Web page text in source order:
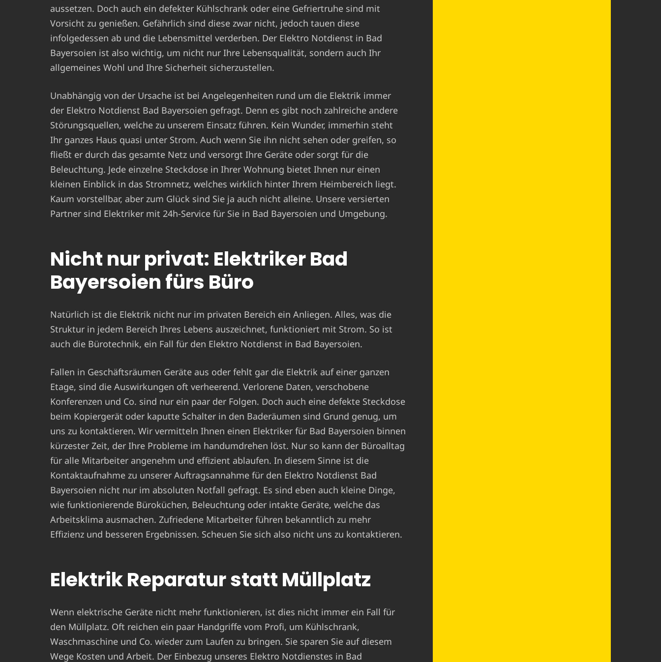
aussetzen. Doch auch ein defekter Kühlschrank oder eine Gefriertruhe sind mit
Vorsicht zu genießen. Gefährlich sind diese zwar nicht, jedoch tauen diese
infolgedessen ab und die Lebensmittel verderben. Der Elektro Notdienst in Bad
Bayersoien ist also wichtig, um nicht nur Ihre Lebensqualität, sondern auch Ihr
allgemeines Wohl und Ihre Sicherheit sicherzustellen.
Unabhängig von der Ursache ist bei Angelegenheiten rund um die Elektrik immer
der Elektro Notdienst Bad Bayersoien gefragt. Denn es gibt noch zahlreiche andere
Störungsquellen, welche zu unserem Einsatz führen. Kein Wunder, immerhin steht
Ihr ganzes Haus quasi unter Strom. Auch wenn Sie ihn nicht sehen oder greifen, so
fließt er durch das gesamte Netz und versorgt Ihre Geräte oder sorgt für die
Beleuchtung. Jede einzelne Steckdose in Ihrer Wohnung bietet Ihnen nur einen
kleinen Einblick in das Stromnetz, welches wirklich hinter Ihrem Heimbereich liegt.
Kaum vorstellbar, aber zum Glück sind Sie ja auch nicht alleine. Unsere versierten
Partner sind Elektriker mit 24h-Service für Sie in Bad Bayersoien und Umgebung.
Nicht nur privat: Elektriker Bad
Bayersoien fürs Büro
Natürlich ist die Elektrik nicht nur im privaten Bereich ein Anliegen. Alles, was die
Struktur in jedem Bereich Ihres Lebens auszeichnet, funktioniert mit Strom. So ist
auch die Bürotechnik, ein Fall für den Elektro Notdienst in Bad Bayersoien.
Fallen in Geschäftsräumen Geräte aus oder fehlt gar die Elektrik auf einer ganzen
Etage, sind die Auswirkungen oft verheerend. Verlorene Daten, verschobene
Konferenzen und Co. sind nur ein paar der Folgen. Doch auch eine defekte Steckdose
beim Kopiergerät oder kaputte Schalter in den Baderäumen sind Grund genug, um
uns zu kontaktieren. Wir vermitteln Ihnen einen Elektriker für Bad Bayersoien binnen
kürzester Zeit, der Ihre Probleme im handumdrehen löst. Nur so kann der Büroalltag
für alle Mitarbeiter angenehm und effizient ablaufen. In diesem Sinne ist die
Kontaktaufnahme zu unserer Auftragsannahme für den Elektro Notdienst Bad
Bayersoien nicht nur im absoluten Notfall gefragt. Es sind eben auch kleine Dinge,
wie funktionierende Büroküchen, Beleuchtung oder intakte Geräte, welche das
Arbeitsklima ausmachen. Zufriedene Mitarbeiter führen bekanntlich zu mehr
Effizienz und besseren Ergebnissen. Scheuen Sie sich also nicht uns zu kontaktieren.
Elektrik Reparatur statt Müllplatz
Wenn elektrische Geräte nicht mehr funktionieren, ist dies nicht immer ein Fall für
den Müllplatz. Oft reichen ein paar Handgriffe vom Profi, um Kühlschrank,
Waschmaschine und Co. wieder zum Laufen zu bringen. Sie sparen Sie auf diesem
Wege Kosten und Arbeit. Der Einbezug unseres Elektro Notdienstes in Bad